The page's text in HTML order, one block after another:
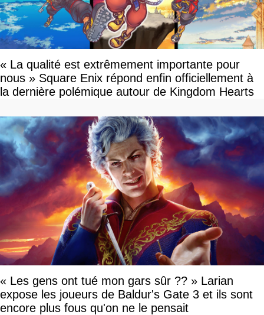
« La qualité est extrêmement importante pour
nous » Square Enix répond enfin officiellement à
la dernière polémique autour de Kingdom Hearts
« Les gens ont tué mon gars sûr ?? » Larian
expose les joueurs de Baldur's Gate 3 et ils sont
encore plus fous qu'on ne le pensait